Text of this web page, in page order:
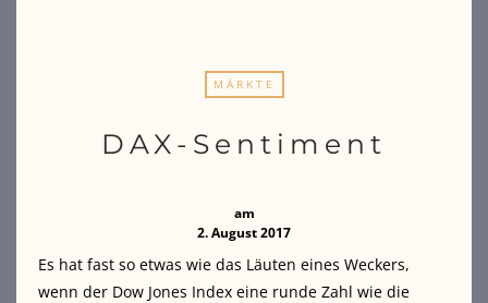
MÄRKTE
DAX-Sentiment
am
2. August 2017
Es hat fast so etwas wie das Läuten eines Weckers,
wenn der Dow Jones Index eine runde Zahl wie die